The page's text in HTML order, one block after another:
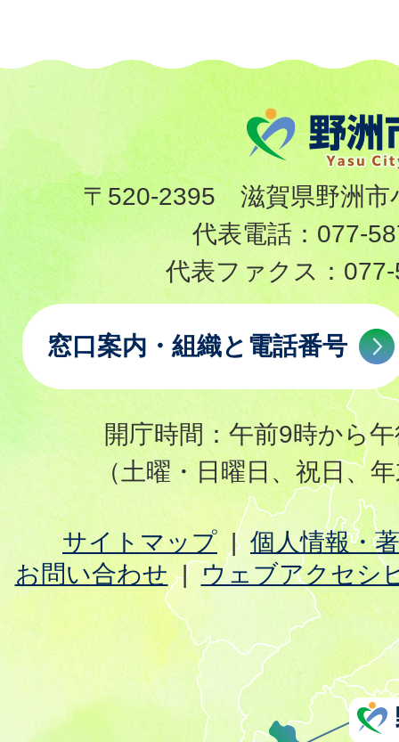
〒520-2395 滋賀県野洲市
代表電話： 077-
代表ファクス：
窓口案内・組織と電話番号
開庁時間：午前9時から
（土曜・日曜日、祝日、
サイトマップ
個人情報・
お問い合わせ
ウェブアクセシ